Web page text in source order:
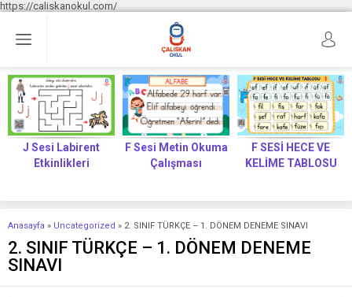
https://caliskanokul.com/
J Sesi Labirent
Etkinlikleri
F Sesi Metin Okuma
Çalışması
F SESİ HECE VE
KELİME TABLOSU
Anasayfa » Uncategorized » 2. SINIF TÜRKÇE – 1. DÖNEM DENEME SINAVI
2. SINIF TÜRKÇE – 1. DÖNEM DENEME
SINAVI